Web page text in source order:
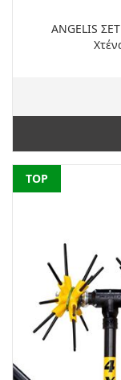
ANGELIS
NEW
TOP